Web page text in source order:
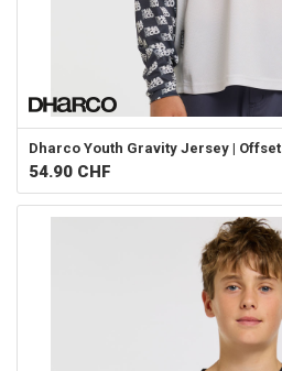
Dharco Youth Gravity Jersey | Offset
54.90 CHF